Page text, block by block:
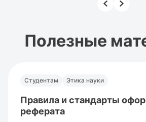
Полезные
Студентам Этика науки
Правила и стандарты
реферата